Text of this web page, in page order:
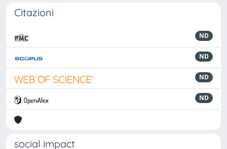
Citazioni
ND
ND
ND
ND
social impact